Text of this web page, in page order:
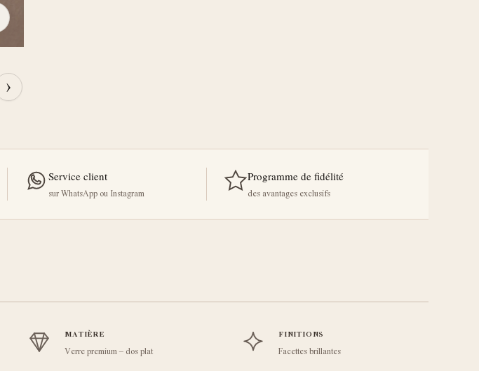
›
Service client
sur WhatsApp ou Instagram
Programme de fidélité
des avantages exclusifs
MATIÈRE
Verre premium – dos plat
FINITIONS
Facettes brillantes